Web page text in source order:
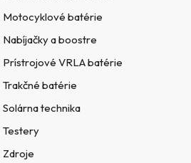
Motocyklové batérie
Nabíjačky a boostre
Prístrojové VRLA batérie
Trakčné batérie
Solárna technika
Testery
Zdroje